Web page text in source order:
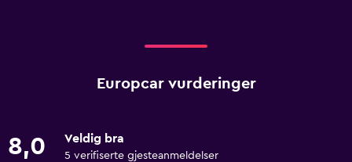
Europcar vurderinger
8,0 Veldig bra
5 verifiserte gjesteanmeldelser